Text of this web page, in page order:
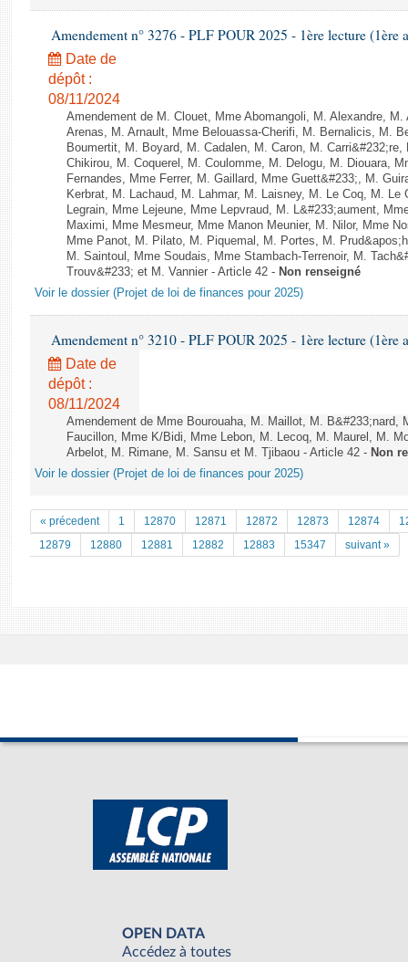
Amendement n° 3276 - PLF POUR 2025 - 1ère lecture (1ère
Date de
dépôt :
08/11/2024
Amendement de M. Clouet, Mme Abomangoli, M. Alexandre,
Arenas, M. Arnault, Mme Belouassa-Cherifi, M. Bernalicis, M.
Boumertit, M. Boyard, M. Cadalen, M. Caron, M.
Chikirou, M. Coquerel, M. Coulomme, M. Delogu, M. Diouara,
Fernandes, Mme Ferrer, M. Gaillard, Mme Guett&#233;, M.
Kerbrat, M. Lachaud, M. Lahmar, M. Laisney, M. Le Coq, M. Le
Legrain, Mme Lejeune, Mme Lepvraud, M. L&#233;aument,
Maximi, Mme Mesmeur, Mme Manon Meunier, M. Nilor, Mme
Mme Panot, M. Pilato, M. Piquemal, M. Portes, M.
M. Saintoul, Mme Soudais, Mme Stambach-Terrenoir, M.
Trouv&#233; et M. Vannier - Article 42 - Non renseigné
Voir le dossier (Projet de loi de finances pour 2025)
Amendement n° 3210 - PLF POUR 2025 - 1ère lecture (1ère
Date de
dépôt :
08/11/2024
Amendement de Mme Bourouaha, M. Maillot, M. B&#233;nard,
Faucillon, Mme K/Bidi, Mme Lebon, M. Lecoq, M. Maurel, M.
Arbelot, M. Rimane, M. Sansu et M. Tjibaou - Article 42 - Non
Voir le dossier (Projet de loi de finances pour 2025)
« précedent 1 12870 12871 12872 12873 12874
12879
12880 12881 12882 12883 15347 suivant »
OPEN DATA
Accédez à toutes